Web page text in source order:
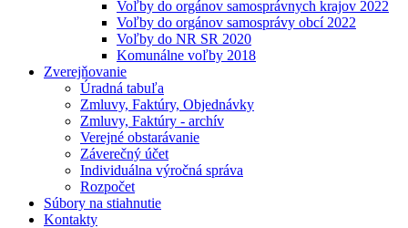
Voľby do orgánov samosprávnych krajov 2022
Voľby do orgánov samosprávy obcí 2022
Voľby do NR SR 2020
Komunálne voľby 2018
Zverejňovanie
Úradná tabuľa
Zmluvy, Faktúry, Objednávky
Zmluvy, Faktúry - archív
Verejné obstarávanie
Záverečný účet
Individuálna výročná správa
Rozpočet
Súbory na stiahnutie
Kontakty